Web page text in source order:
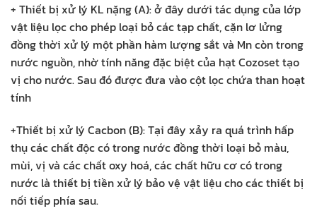
+ Thiết bị xử lý KL nặng (A): ở đây dưới tác dụng của lớp
vật liệu lọc cho phép loại bỏ các tạp chất, cặn lơ lửng
đồng thời xử lý một phần hàm lượng sắt và Mn còn trong
nước nguồn, nhờ tính năng đặc biệt của hạt Cozoset tạo
vị cho nước. Sau đó được đưa vào cột lọc chứa than hoạt
tính
+Thiết bị xử lý Cacbon (B): Tại đây xảy ra quá trình hấp
thụ các chất độc có trong nước đồng thời loại bỏ màu,
mùi, vị và các chất oxy hoá, các chất hữu cơ có trong
nước là thiết bị tiền xử lý bảo vệ vật liệu cho các thiết bị
nối tiếp phía sau.